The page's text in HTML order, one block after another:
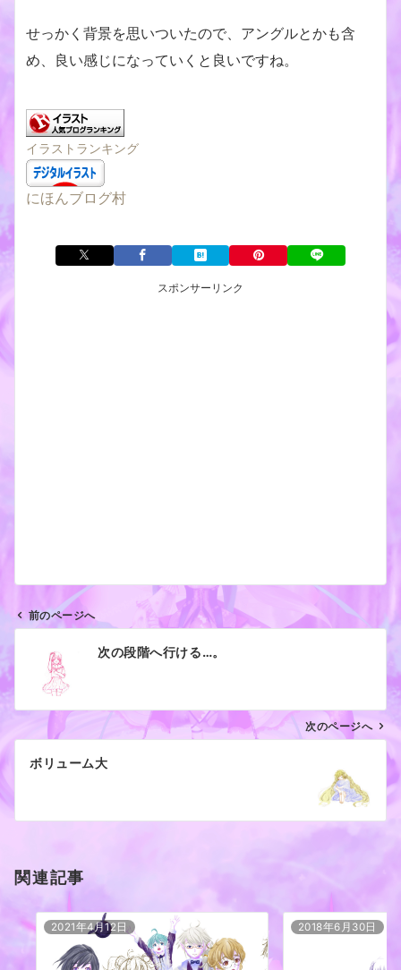
せっかく背景を思いついたので、アングルとかも含
め、良い感じになっていくと良いですね。
イラストランキング
にほんブログ村
スポンサーリンク
ン
前のページへ
次の段階へ行ける…。
次のページへ
ボリューム大
関連記事
2021年4月12日 2018年6月30日